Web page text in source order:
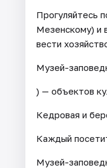
Прогуляйтесь
Мезенскому) и
вести
Музей-
) — объектов
Кедровая и
Каждый
Музей-